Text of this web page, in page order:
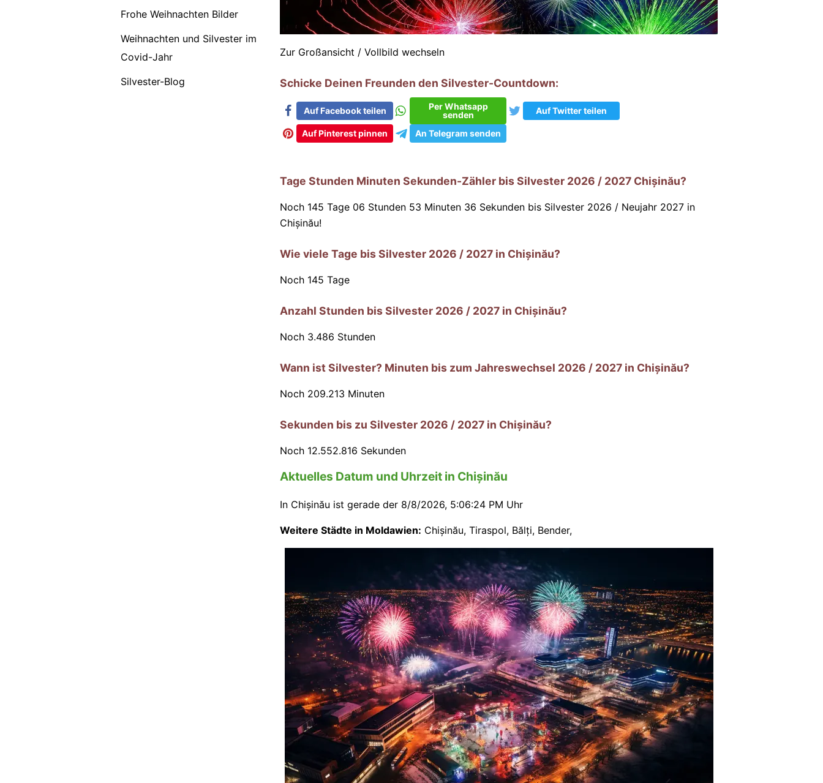
Frohe Weihnachten Bilder
Weihnachten und Silvester im
Covid-Jahr
Silvester-Blog
Zur Großansicht / Vollbild wechseln
Schicke Deinen Freunden den Silvester-Countdown:
Auf Facebook teilen
Per Whatsapp
senden
Auf Twitter teilen
Auf Pinterest pinnen An Telegram senden
Tage Stunden Minuten Sekunden-Zähler bis Silvester 2026 / 2027 Chișinău?
Noch 145 Tage 06 Stunden 53 Minuten 35 Sekunden bis Silvester 2026 / Neujahr 2027 in
Chișinău!
Wie viele Tage bis Silvester 2026 / 2027 in Chișinău?
Noch 145 Tage
Anzahl Stunden bis Silvester 2026 / 2027 in Chișinău?
Noch 3.486 Stunden
Wann ist Silvester? Minuten bis zum Jahreswechsel 2026 / 2027 in Chișinău?
Noch 209.213 Minuten
Sekunden bis zu Silvester 2026 / 2027 in Chișinău?
Noch 12.552.815 Sekunden
Aktuelles Datum und Uhrzeit in Chișinău
In Chișinău ist gerade der 8/8/2026, 5:06:25 PM Uhr
Weitere Städte in Moldawien: Chișinău, Tiraspol, Bălți, Bender,